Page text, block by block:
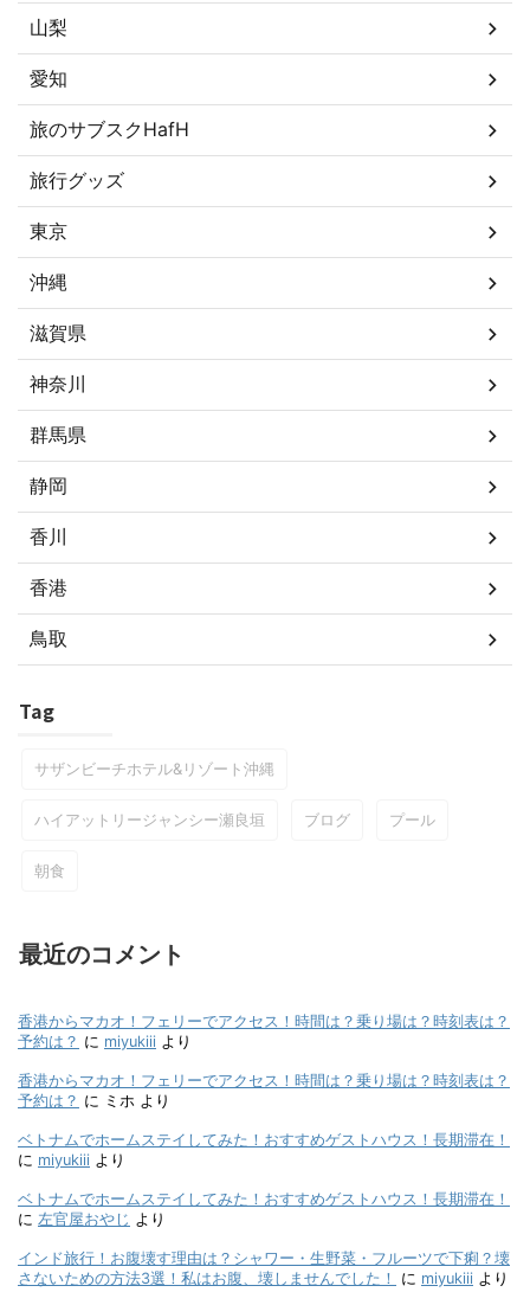
山梨
愛知
旅のサブスクHafH
旅行グッズ
東京
沖縄
滋賀県
神奈川
群馬県
静岡
香川
香港
鳥取
Tag
サザンビーチホテル&リゾート沖縄
ハイアットリージャンシー瀬良垣 ブログ プール
朝食
最近のコメント
香港からマカオ！フェリーでアクセス！時間は？乗り場は？時刻表は？
予約は？ に miyukiii より
香港からマカオ！フェリーでアクセス！時間は？乗り場は？時刻表は？
予約は？ に ミホ より
ベトナムでホームステイしてみた！おすすめゲストハウス！長期滞在！
に miyukiii より
ベトナムでホームステイしてみた！おすすめゲストハウス！長期滞在！
に 左官屋おやじ より
インド旅行！お腹壊す理由は？シャワー・生野菜・フルーツで下痢？壊
さないための方法3選！私はお腹、壊しませんでした！
に miyukiii より